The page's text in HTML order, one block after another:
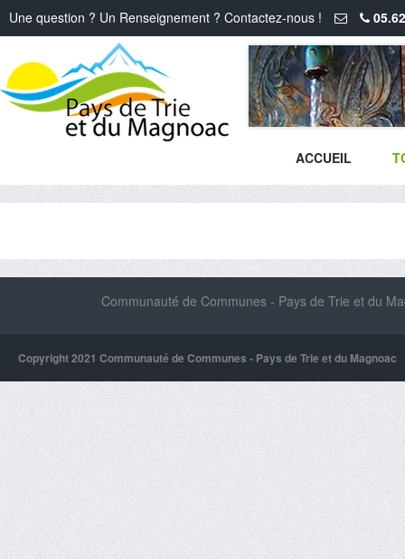
Une question ? Un Renseignement ? Contactez-nous !
ACCUEIL
Communauté de Communes - Pays de Trie et du
Copyright 2021 Communauté de Communes - Pays de Trie et du Magnoac